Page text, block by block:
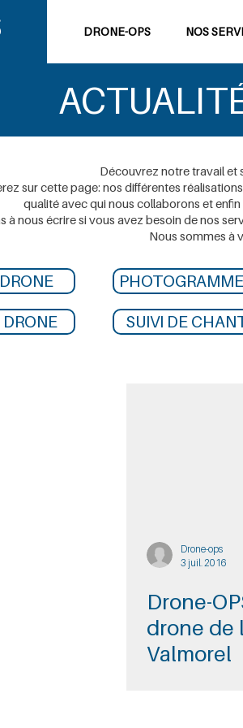
DRONE-OPS NOS
ACTUALIT
Découvrez notre travail et
sur cette page: nos différentes
qualité avec qui nous collaborons et
à nous écrire si vous avez besoin de nos
Nous sommes à
SUIVI DE
Drone-ops
3 juil. 2016
Drone-
drone de
Valmorel